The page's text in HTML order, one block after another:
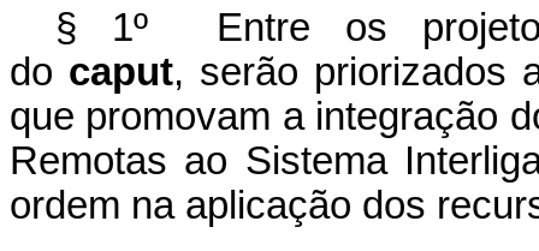
§ 1º Entre os
do caput, serão priorizados
que promovam a integração
Remotas ao Sistema
ordem na aplicação dos